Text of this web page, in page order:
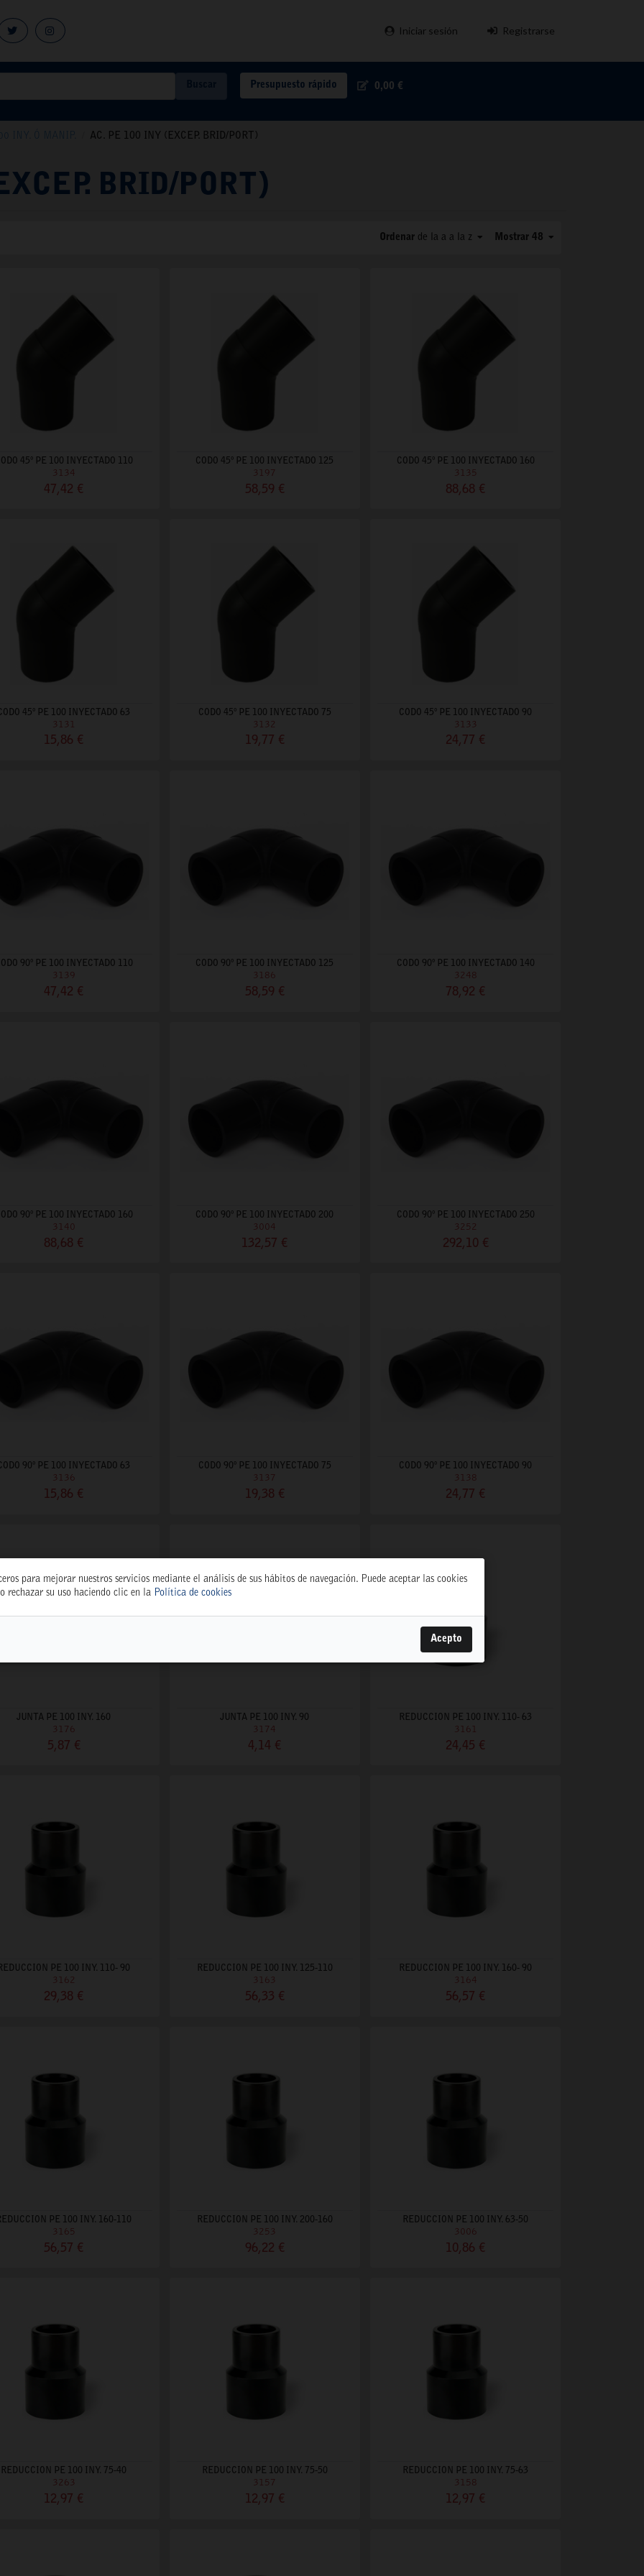
Iniciar sesión Registrarse
Presupuesto rápido 0,00 €
INY. Ó MANIP. AC. PE 100 INY (EXCEP. BRID/PORT)
BRID/PORT)
Mostrar 48
Ordenar de la a a la z
45º PE 100 INYECTADO 110
3134
47,42 €
CODO 45º PE 100 INYECTADO 125
3197
58,59 €
CODO 45º PE 100 INYECTADO 160
3135
88,68 €
45º PE 100 INYECTADO 63
3131
15,86 €
CODO 45º PE 100 INYECTADO 75
3132
19,77 €
CODO 45º PE 100 INYECTADO 90
3133
24,77 €
90º PE 100 INYECTADO 110
3139
47,42 €
CODO 90º PE 100 INYECTADO 125
3186
58,59 €
CODO 90º PE 100 INYECTADO 140
3248
78,92 €
90º PE 100 INYECTADO 160
3140
88,68 €
CODO 90º PE 100 INYECTADO 200
3004
132,57 €
CODO 90º PE 100 INYECTADO 250
3252
292,10 €
90º PE 100 INYECTADO 63
3136
15,86 €
CODO 90º PE 100 INYECTADO 75
3137
19,38 €
CODO 90º PE 100 INYECTADO 90
3138
24,77 €
JUNTA PE 100 INY. 160
3176
5,87 €
JUNTA PE 100 INY. 90
3174
4,14 €
REDUCCION PE 100 INY. 110- 63
3161
24,45 €
PE 100 INY. 110- 90
3162
29,38 €
REDUCCION PE 100 INY. 125-110
3163
56,33 €
REDUCCION PE 100 INY. 160- 90
3164
56,57 €
PE 100 INY. 160-110
3165
56,57 €
REDUCCION PE 100 INY. 200-160
3253
96,22 €
REDUCCION PE 100 INY. 63-50
3006
10,86 €
REDUCCION PE 100 INY. 75-40
3263
12,97 €
REDUCCION PE 100 INY. 75-50
3157
12,97 €
REDUCCION PE 100 INY. 75-63
3158
12,97 €
para mejorar nuestros servicios mediante el análisis de sus hábitos de navegación. Puede aceptar las cookies
rechazar su uso haciendo clic en la Política de cookies
Acepto